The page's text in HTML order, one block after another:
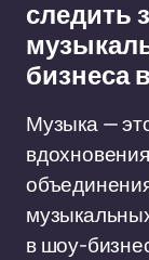
следить
бизнеса
Музыка —
в шоу-